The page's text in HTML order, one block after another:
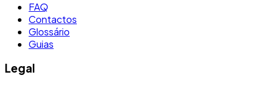
FAQ
Contactos
Glossário
Guias
Legal